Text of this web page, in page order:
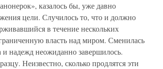
казалось бы, уже давно
цели. Случилось то, что и должно
в течение нескольких
власть над миром. Сменилась
и надежд неожиданно завершилось.
Неизвестно, сколько продлятся эти